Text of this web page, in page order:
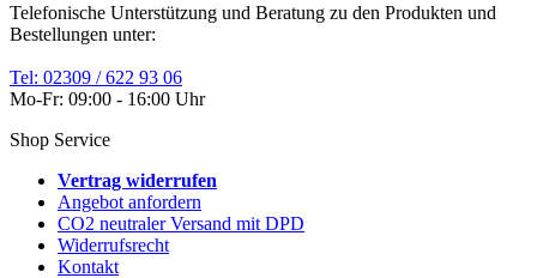
Telefonische Unterstützung und Beratung zu den Produkten und
Bestellungen unter:
Tel: 02309 / 622 93 06
Mo-Fr: 09:00 - 16:00 Uhr
Shop Service
Vertrag widerrufen
Angebot anfordern
CO2 neutraler Versand mit DPD
Widerrufsrecht
Kontakt